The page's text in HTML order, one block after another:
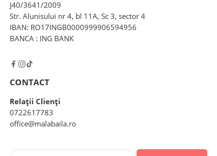
J40/3641/2009
Str. Alunisului nr 4, bl 11A, Sc 3, sector 4
IBAN: RO17INGB0000999906594956
BANCA : ING BANK
CONTACT
Relații Clienți
0722617783
office@malabaila.ro